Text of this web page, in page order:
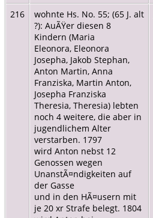
216
wohnte Hs. No. 55; (65 J. alt
?): AuÃŸer diesen 8
Kindern (Maria
Eleonora, Eleonora
Josepha, Jakob Stephan,
Anton Martin, Anna
Franziska, Martin Anton,
Josepha Franziska
Theresia, Theresia) lebten
noch 4 weitere, die aber in
jugendlichem Alter
verstarben. 1797
wird Anton nebst 12
Genossen wegen
UnanstÃ¤ndigkeiten auf
der Gasse
und in den HÃ¤usern mit
je 20 xr Strafe belegt. 1804